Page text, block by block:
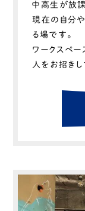
中高生が放
現在の自分
る場です。
ワークスペー
人をお招き